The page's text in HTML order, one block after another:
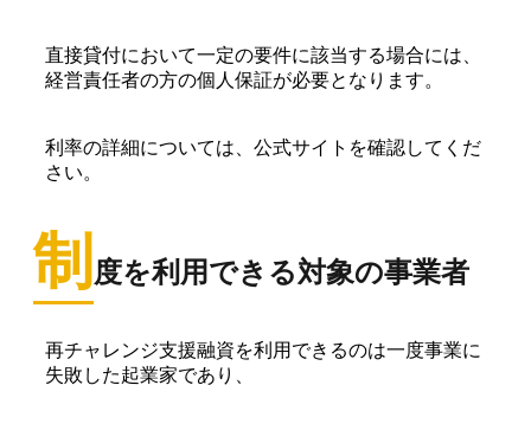
直接貸付において一定の要件に該当する場合には、
経営責任者の方の個人保証が必要となります。
利率の詳細については、公式サイトを確認してくだ
さい。
制 度を利用できる対象の事業者
再チャレンジ支援融資を利用できるのは一度事業に
失敗した起業家であり、